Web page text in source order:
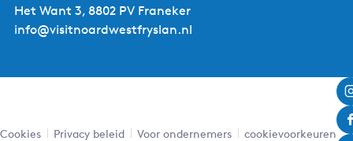
Powered by Esri | Esri, HERE, Garmin, USGS, Intermap, INCREMENT P, NRCAN, Esri Japan, METI,
Het Want 3, 8802 PV Franeker
info@visitnoardwestfryslan.nl
Cookies Privacy beleid Voor ondernemers cookievoorkeuren